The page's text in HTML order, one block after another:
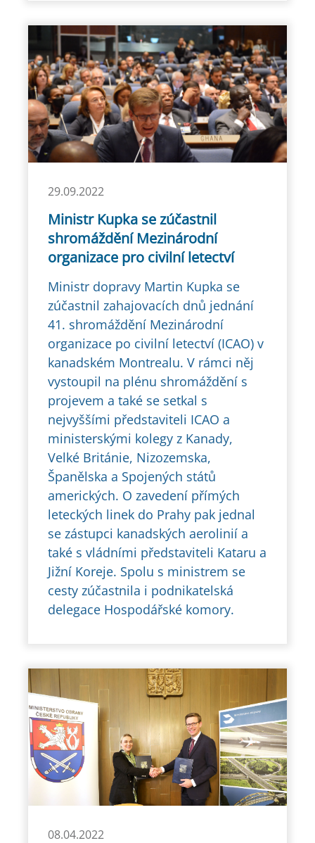
29.09.2022
Ministr Kupka se zúčastnil
shromáždění Mezinárodní
organizace pro civilní letectví
Ministr dopravy Martin Kupka se
zúčastnil zahajovacích dnů jednání
41. shromáždění Mezinárodní
organizace po civilní letectví (ICAO) v
kanadském Montrealu. V rámci něj
vystoupil na plénu shromáždění s
projevem a také se setkal s
nejvyššími představiteli ICAO a
ministerskými kolegy z Kanady,
Velké Británie, Nizozemska,
Španělska a Spojených států
amerických. O zavedení přímých
leteckých linek do Prahy pak jednal
se zástupci kanadských aerolinií a
také s vládními představiteli Kataru a
Jižní Koreje. Spolu s ministrem se
cesty zúčastnila i podnikatelská
delegace Hospodářské komory.
08.04.2022